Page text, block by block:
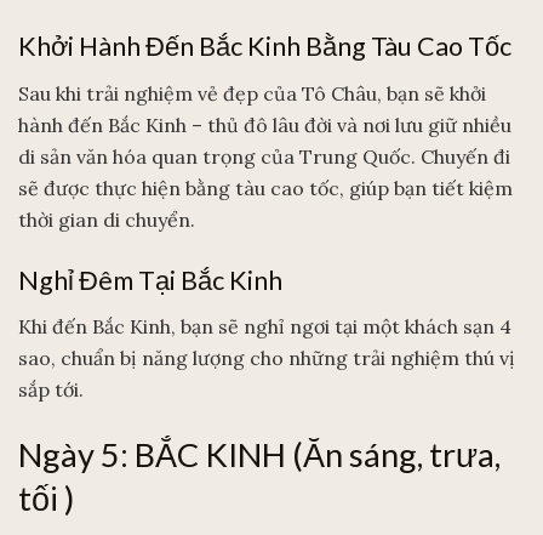
Khởi Hành Đến Bắc Kinh Bằng Tàu Cao Tốc
Sau khi trải nghiệm vẻ đẹp của Tô Châu, bạn sẽ khởi
hành đến Bắc Kinh – thủ đô lâu đời và nơi lưu giữ nhiều
di sản văn hóa quan trọng của Trung Quốc. Chuyến đi
sẽ được thực hiện bằng tàu cao tốc, giúp bạn tiết kiệm
thời gian di chuyển.
Nghỉ Đêm Tại Bắc Kinh
Khi đến Bắc Kinh, bạn sẽ nghỉ ngơi tại một khách sạn 4
sao, chuẩn bị năng lượng cho những trải nghiệm thú vị
sắp tới.
Ngày 5: BẮC KINH (Ăn sáng, trưa,
tối )